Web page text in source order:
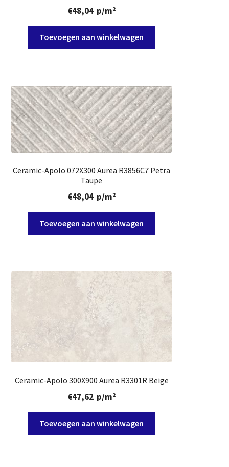
€48,04 p/m²
Toevoegen aan winkelwagen
Ceramic-Apolo 072X300 Aurea R3856C7 Petra
Taupe
€48,04 p/m²
Toevoegen aan winkelwagen
Ceramic-Apolo 300X900 Aurea R3301R Beige
€47,62 p/m²
Toevoegen aan winkelwagen